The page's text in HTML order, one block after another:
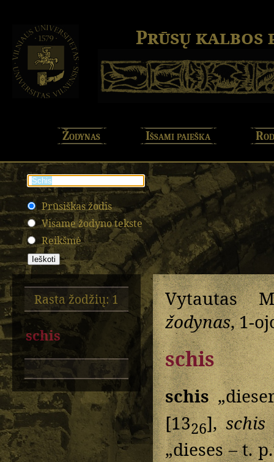
Prūsų kalbos
Žodynas Išsami paieška
Prūsiškas žodis
Visame žodyno tekste
Reikšmė
Rasta žodžių: 1
schis
Vytautas
žodynas, 1-
schis
schis
[1326],schis
„dieses – t.